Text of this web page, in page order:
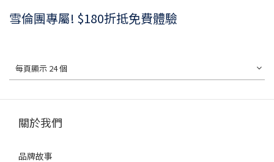
雪倫團專屬! $180折抵免費體驗
每頁顯示 24 個
關於我們
品牌故事